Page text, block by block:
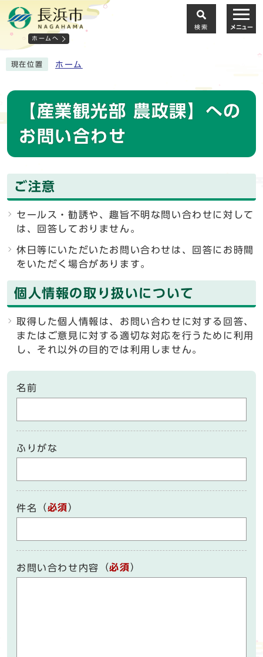
ホームへ
検索 メニュー
現在位置 ホーム
【産業観光部 農政課】への
お問い合わせ
ご注意
セールス・勧誘や、趣旨不明な問い合わせに対して
は、回答しておりません。
休日等にいただいたお問い合わせは、回答にお時間
をいただく場合があります。
個人情報の取り扱いについて
取得した個人情報は、お問い合わせに対する回答、
またはご意見に対する適切な対応を行うために利用
し、それ以外の目的では利用しません。
名前
ふりがな
件名 （必須）
お問い合わせ内容 （必須）